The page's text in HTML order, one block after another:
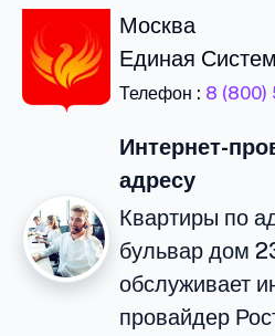
Москва
Единая
Телефон : 8 (800)
Интернет-
адресу
Квартиры по
бульвар дом
обслуживает
провайдер